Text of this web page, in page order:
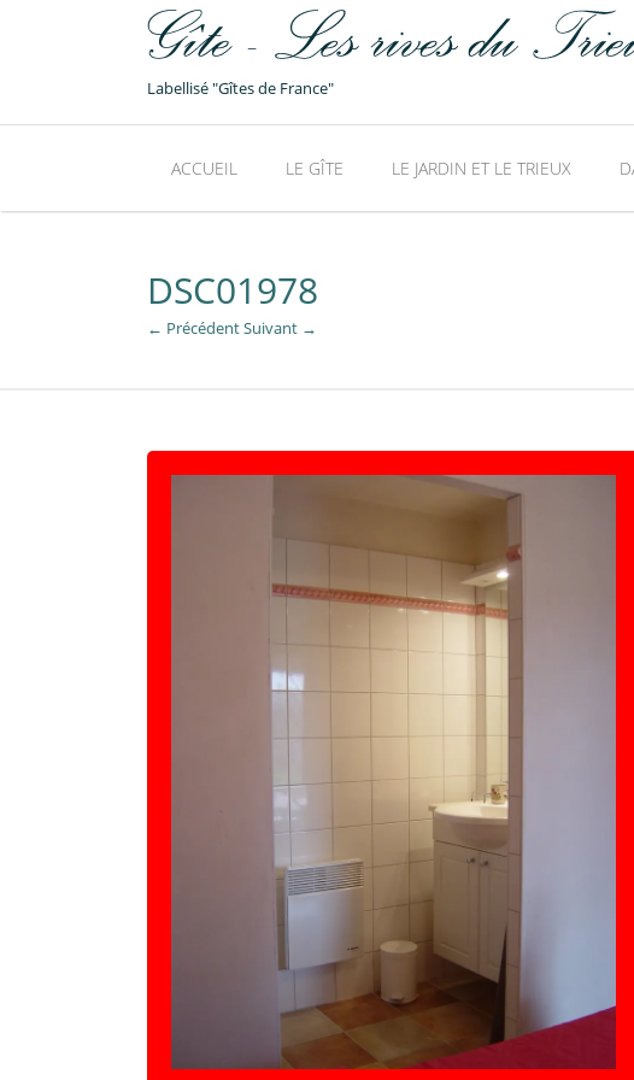
Labellisé "Gîtes de France"
ACCUEIL LE GÎTE LE JARDIN ET LE TRIEUX
DSC01978
← PrécédentSuivant →